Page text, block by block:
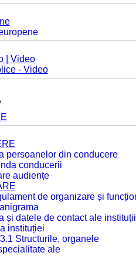
| Video
- Video
persoanelor din conducere
conducerii
audiențe
de organizare și
și datele de contact ale
instituției
Structurile, organele
ale